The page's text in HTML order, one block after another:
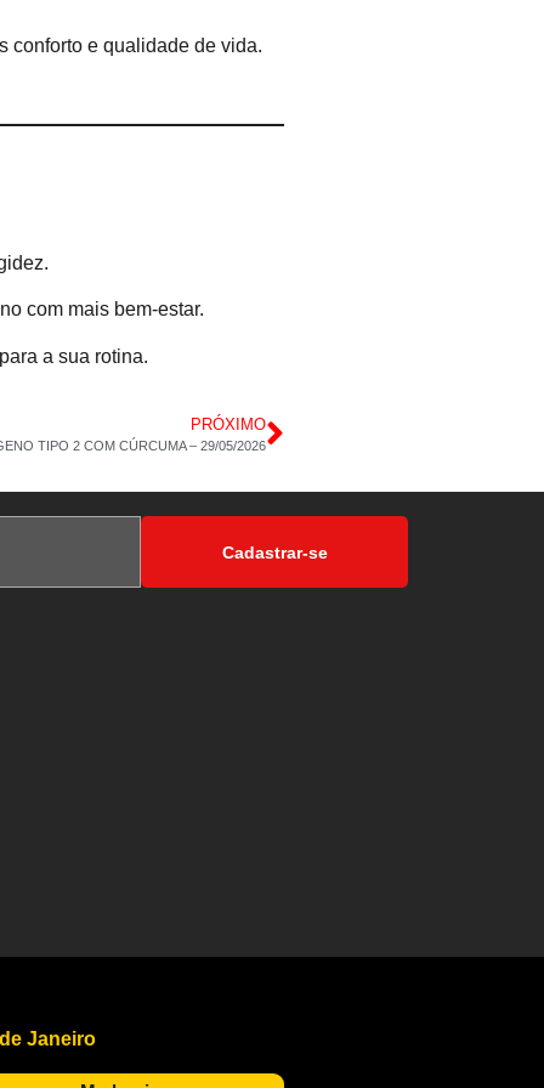
conforto e qualidade de vida.
com mais bem-estar.
a sua rotina.
PRÓXIMO
TIPO 2 COM CÚRCUMA – 29/05/2026
Cadastrar-se
Janeiro